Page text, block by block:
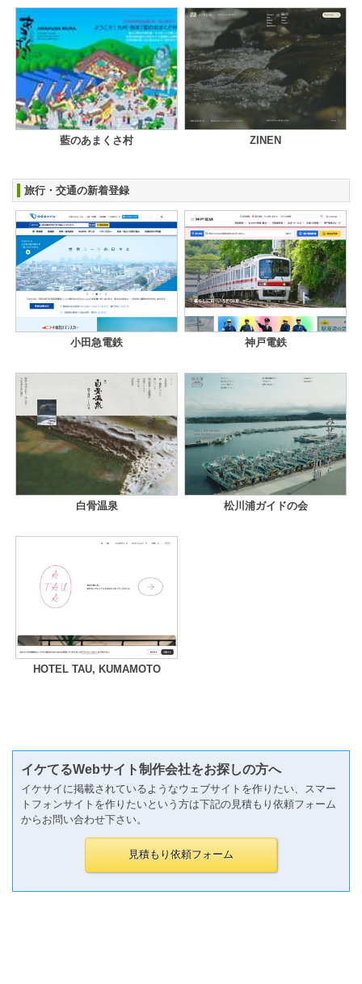
藍のあまくさ村 ZINEN
旅行・交通の新着登録
小田急電鉄 神戸電鉄
白骨温泉 松川浦ガイドの会
HOTEL TAU, KUMAMOTO
イケてるWebサイト制作会社をお探しの方へ
イケサイに掲載されているようなウェブサイトを作りたい、スマー
トフォンサイトを作りたいという方は下記の見積もり依頼フォーム
からお問い合わせ下さい。